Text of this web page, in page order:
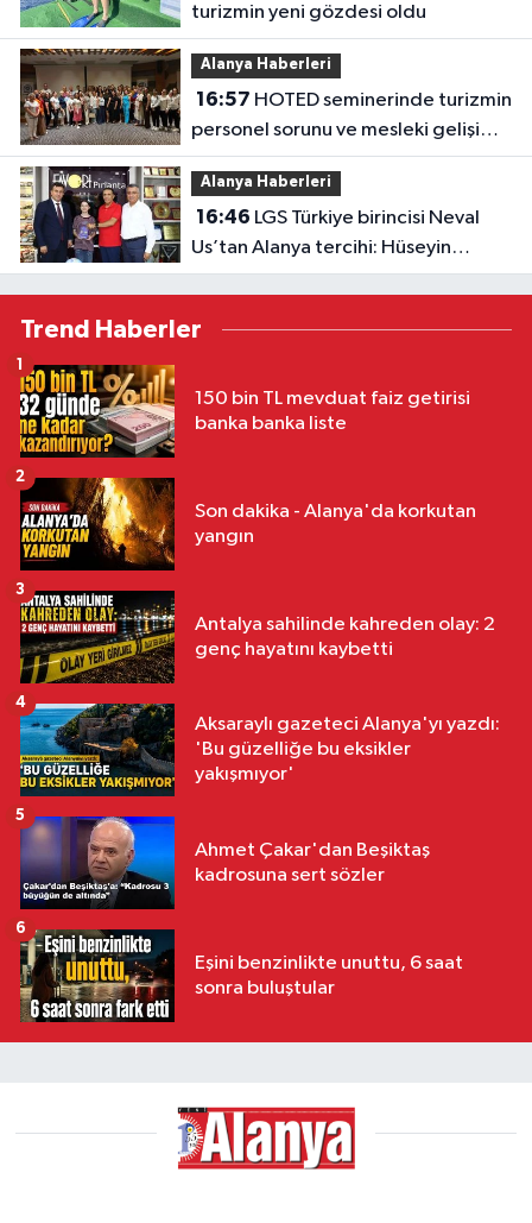
turizmin yeni gözdesi oldu
Alanya Haberleri
16:57
personel sorunu ve mesleki gelişim
masaya yatırıldı
Alanya Haberleri
16:46
Us’tan Alanya tercihi: Hüseyin
Girenes’ten ödül
Trend Haberler
150 bin TL mevduat faiz getirisi
banka banka liste
1
Son dakika - Alanya'da korkutan
yangın
2
Antalya sahilinde kahreden olay: 2
genç hayatını kaybetti
3
Aksaraylı gazeteci Alanya'yı yazdı:
'Bu güzelliğe bu eksikler
yakışmıyor'
4
Ahmet Çakar'dan Beşiktaş
kadrosuna sert sözler
5
Eşini benzinlikte unuttu, 6 saat
sonra buluştular
6